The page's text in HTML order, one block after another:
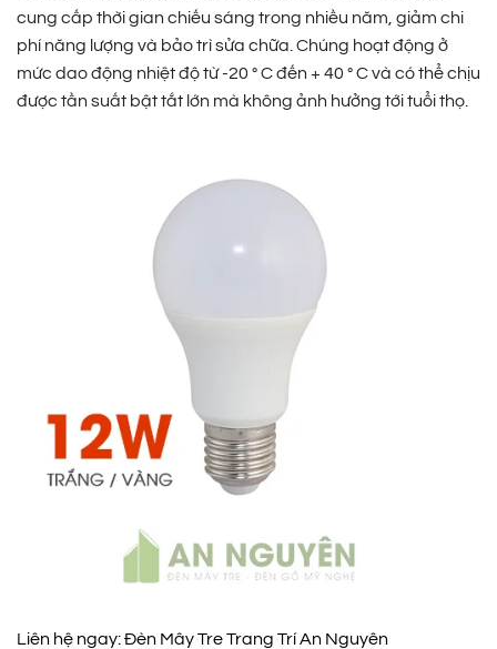
cung cấp thời gian chiếu sáng trong nhiều năm, giảm chi
phí năng lượng và bảo trì sửa chữa. Chúng hoạt động ở
mức dao động nhiệt độ từ -20 ° C đến + 40 ° C và có thể chịu
được tần suất bật tắt lớn mà không ảnh hưởng tới tuổi thọ.
Liên hệ ngay: Đèn Mây Tre Trang Trí An Nguyên